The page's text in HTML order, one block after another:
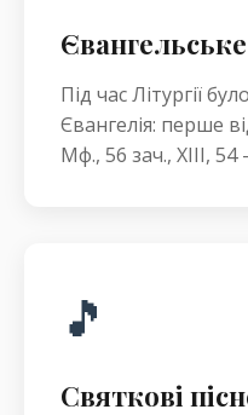
Під час Літургії
Євангелія: перше
Мф., 56 зач., XIII, 54
🎵
Святкові